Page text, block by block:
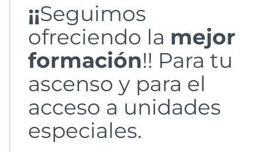
¡¡Seguimos
ofreciendo la mejor
formación!! Para tu
ascenso y para el
acceso a unidades
especiales.